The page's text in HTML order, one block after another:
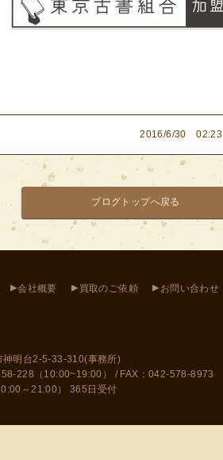
2016/6/30 02:23
ブログトップへ戻る
▸会社概要 ▸ 買取のご依頼 ▸ お問い合わせ
明台2-5-33-310(事務所)
228（10:00~19:00） / FAX：042-578-8973
～21:00） 365日受付